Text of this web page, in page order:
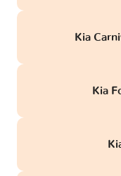
Kia
Kia